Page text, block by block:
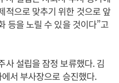
적으로 맞추기 위한 것으로 앞
등을 노릴 수 있을 것이다”고
사 설립을 잠정 보류했다. 김
서 부사장으로 승진했다.